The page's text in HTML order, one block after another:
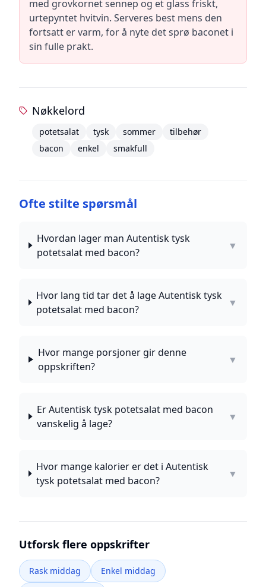
med grovkornet sennep og et glass friskt,
urtepyntet hvitvin. Serveres best mens den
fortsatt er varm, for å nyte det sprø baconet i
sin fulle prakt.
Nøkkelord
potetsalat tysk sommer
tilbehør
bacon
enkel smakfull
Ofte stilte spørsmål
Hvordan lager man Autentisk tysk
potetsalat med bacon?
▼
Hvor lang tid tar det å lage Autentisk tysk
potetsalat med bacon?
▼
Hvor mange porsjoner gir denne
oppskriften?
▼
Er Autentisk tysk potetsalat med bacon
vanskelig å lage?
▼
Hvor mange kalorier er det i Autentisk
tysk potetsalat med bacon?
▼
Utforsk flere oppskrifter
Rask middag
Enkel middag